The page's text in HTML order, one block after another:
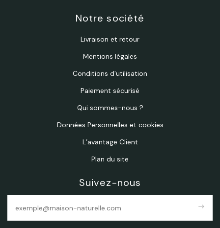
Notre société
Livraison et retour
Mentions légales
Conditions d'utilisation
Paiement sécurisé
Qui sommes-nous ?
Données Personnelles et cookies
L’avantage Client
Plan du site
Suivez-nous
east